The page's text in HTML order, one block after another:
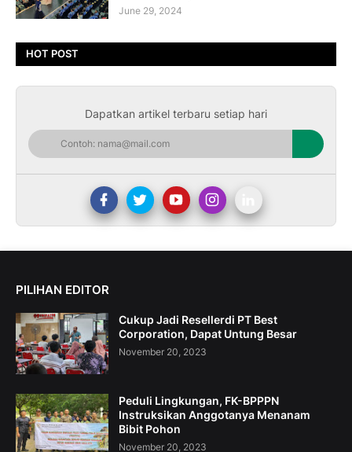
June 29, 2024
HOT POST
Dapatkan artikel terbaru setiap hari
PILIHAN EDITOR
Cukup Jadi Resellerdi PT Best
Corporation, Dapat Untung Besar
November 20, 2023
Peduli Lingkungan, FK-BPPPN
Instruksikan Anggotanya Menanam
Bibit Pohon
November 20, 2023